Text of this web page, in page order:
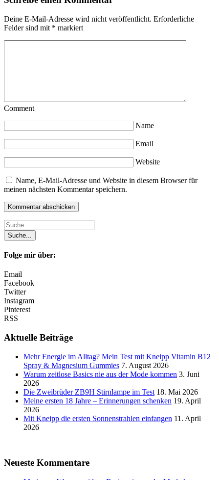
Deine E-Mail-Adresse wird nicht veröffentlicht. Erforderliche
Felder sind mit * markiert
Comment
Name
Email
Website
Name, E-Mail-Adresse und Website in diesem Browser für
meinen nächsten Kommentar speichern.
Folge mir über:
Email
Facebook
Twitter
Instagram
Pinterest
RSS
Aktuelle Beiträge
Mehr Energie im Alltag? Mein Test mit Kneipp Vitamin B12
Spray & Magnesium Gummies 7. August 2026
Warum zeitlose Basics nie aus der Mode kommen 3. Juni
2026
Die Zweibrüder ZB9H Stirnlampe im Test 18. Mai 2026
Meine ersten 18 Jahre – Erinnerungen schenken 19. April
2026
Mit Kneipp die ersten Sonnenstrahlen einfangen 11. April
2026
Neueste Kommentare